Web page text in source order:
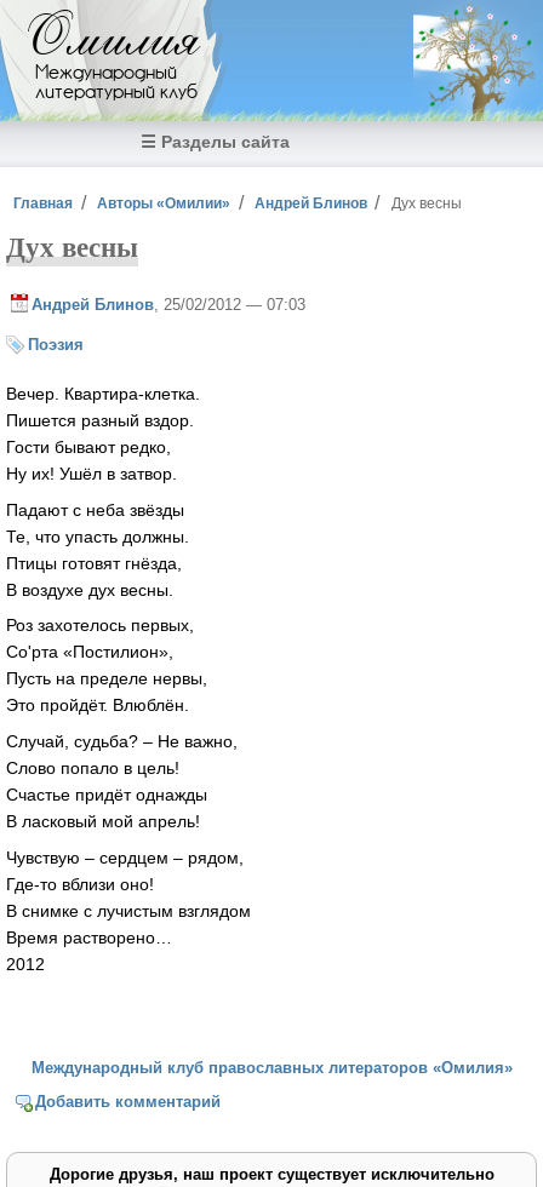
Перейти к основному содержанию
Омилия
Международный
литературный клуб
☰ Разделы сайта
Вы здесь
Главная Авторы «Омилии» Андрей Блинов Дух весны
Дух весны
Андрей Блинов , 25/02/2012 — 07:03
Поэзия
Вечер. Квартира-клетка.
Пишется разный вздор.
Гости бывают редко,
Ну их! Ушёл в затвор.
Падают с неба звёзды
Те, что упасть должны.
Птицы готовят гнёзда,
В воздухе дух весны.
Роз захотелось первых,
Со'рта «Постилион»,
Пусть на пределе нервы,
Это пройдёт. Влюблён.
Случай, судьба? – Не важно,
Слово попало в цель!
Счастье придёт однажды
В ласковый мой апрель!
Чувствую – сердцем – рядом,
Где-то вблизи оно!
В снимке с лучистым взглядом
Время растворено…
2012
Международный клуб православных литераторов «Омилия»
Добавить комментарий
Дорогие друзья, наш проект существует исключительно